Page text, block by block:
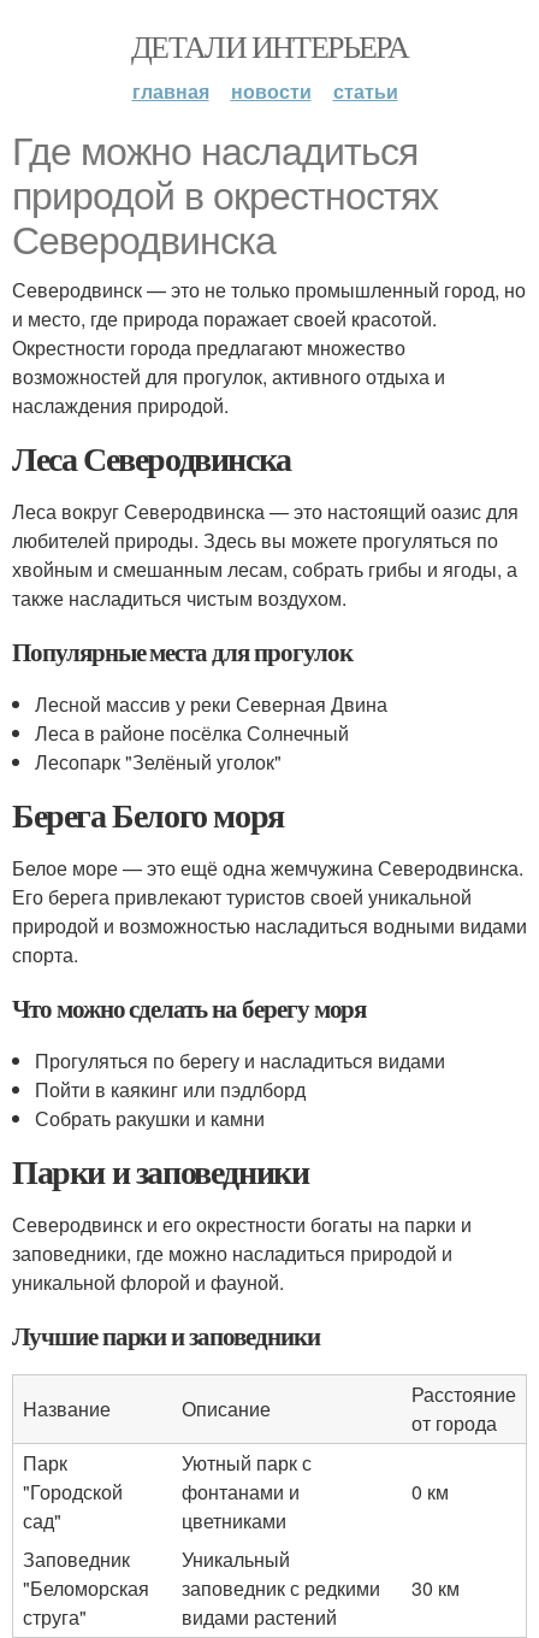
ДЕТАЛИ ИНТЕРЬЕРА
главная новости статьи
Где можно насладиться
природой в окрестностях
Северодвинска
Северодвинск — это не только промышленный город, но
и место, где природа поражает своей красотой.
Окрестности города предлагают множество
возможностей для прогулок, активного отдыха и
наслаждения природой.
Леса Северодвинска
Леса вокруг Северодвинска — это настоящий оазис для
любителей природы. Здесь вы можете прогуляться по
хвойным и смешанным лесам, собрать грибы и ягоды, а
также насладиться чистым воздухом.
Популярные места для прогулок
Лесной массив у реки Северная Двина
Леса в районе посёлка Солнечный
Лесопарк "Зелёный уголок"
Берега Белого моря
Белое море — это ещё одна жемчужина Северодвинска.
Его берега привлекают туристов своей уникальной
природой и возможностью насладиться водными видами
спорта.
Что можно сделать на берегу моря
Прогуляться по берегу и насладиться видами
Пойти в каякинг или пэдлборд
Собрать ракушки и камни
Парки и заповедники
Северодвинск и его окрестности богаты на парки и
заповедники, где можно насладиться природой и
уникальной флорой и фауной.
Лучшие парки и заповедники
Название Описание
Расстояние
от города
Парк
"Городской
сад"
Уютный парк с
фонтанами и
цветниками
0 км
Заповедник
"Беломорская
струга"
Уникальный
заповедник с редкими
видами растений
30 км